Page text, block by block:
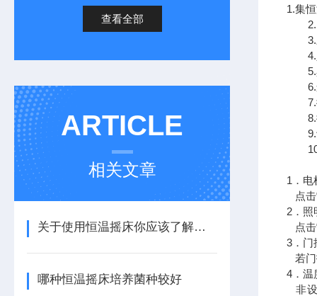
查看全部
ARTICLE
相关文章
关于使用恒温摇床你应该了解的几件事
哪种恒温摇床培养菌种较好
1.集
2.国
3.三
4.人
5.具
6.运
7.微
8.微
9.设
10.
1．电
点击
2．照
点击
3．门
若门
4．温
非设